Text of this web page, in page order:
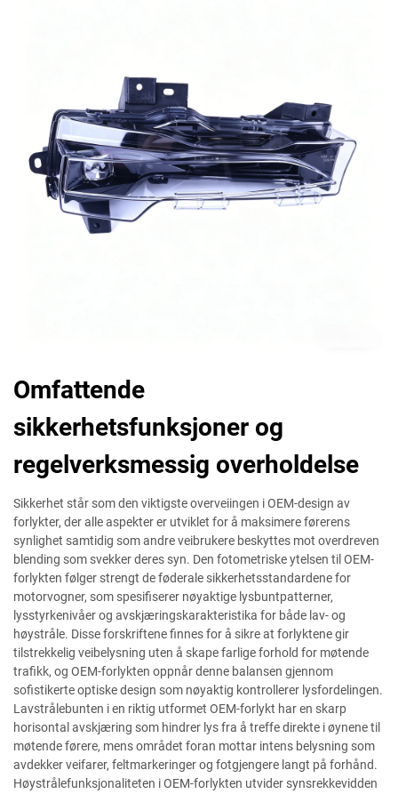
Omfattende
sikkerhetsfunksjoner og
regelverksmessig overholdelse
Sikkerhet står som den viktigste overveiingen i OEM-design av
forlykter, der alle aspekter er utviklet for å maksimere førerens
synlighet samtidig som andre veibrukere beskyttes mot overdreven
blending som svekker deres syn. Den fotometriske ytelsen til OEM-
forlykten følger strengt de føderale sikkerhetsstandardene for
motorvogner, som spesifiserer nøyaktige lysbuntpatterner,
lysstyrkenivåer og avskjæringskarakteristika for både lav- og
høystråle. Disse forskriftene finnes for å sikre at forlyktene gir
tilstrekkelig veibelysning uten å skape farlige forhold for møtende
trafikk, og OEM-forlykten oppnår denne balansen gjennom
sofistikerte optiske design som nøyaktig kontrollerer lysfordelingen.
Lavstrålebunten i en riktig utformet OEM-forlykt har en skarp
horisontal avskjæring som hindrer lys fra å treffe direkte i øynene til
møtende førere, mens området foran mottar intens belysning som
avdekker veifarer, feltmarkeringer og fotgjengere langt på forhånd.
Høystrålefunksjonaliteten i OEM-forlykten utvider synsrekkevidden